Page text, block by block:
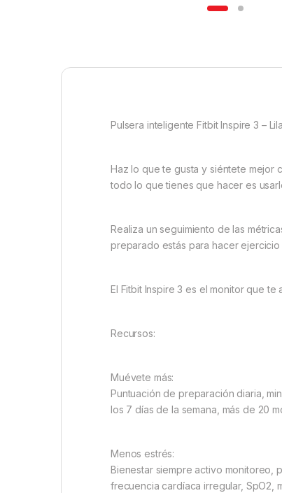
Pulsera inteligente Fitbit Inspire 3 –
Haz lo que te gusta y siéntete mejor
todo lo que tienes que hacer es
Realiza un seguimiento de las
preparado estás para hacer
El Fitbit Inspire 3 es el monitor que
Recursos:
Muévete más:
Puntuación de preparación diaria,
los 7 días de la semana, más de 20
Menos estrés:
Bienestar siempre activo monitoreo,
frecuencia cardíaca irregular, SpO2,